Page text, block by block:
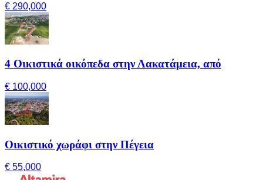
€ 290,000
4 Οικιστικά οικόπεδα στην Λακατάμεια, από
€ 100,000
Οικιστικό χωράφι στην Πέγεια
€ 55,000